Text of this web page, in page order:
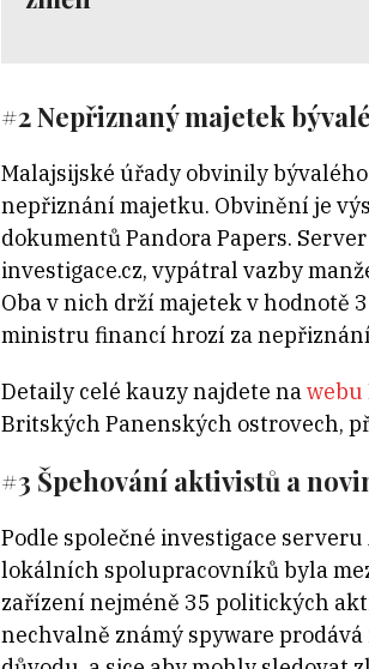
#2 Nepřiznaný majetek
Malajsijské úřady obvinily
nepřiznání majetku. Obvinění je
dokumentů Pandora Papers. Server
investigace.cz, vypátral vazby
Oba v nich drží majetek v hodnotě
ministru financí hrozí za
Detaily celé kauzy najdete na webu
Britských Panenských ostrovech,
#3 Špehování aktivistů a
Podle společné investigace
lokálních spolupracovníků byla
zařízení nejméně 35 politických
nechvalně známý spyware